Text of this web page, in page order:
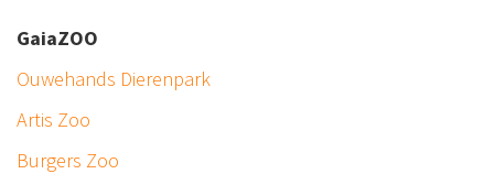
GaiaZOO
Ouwehands Dierenpark
Artis Zoo
Burgers Zoo